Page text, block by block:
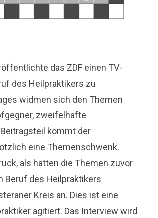
das ZDF einen TV-
des Heilpraktikers zu
widmen sich den Themen
zweifelhafte
kommt der
eine Themenschwenk.
als hätten die Themen zuvor
Beruf des Heilpraktikers
Kreis an. Dies ist eine
agitiert. Das Interview wird